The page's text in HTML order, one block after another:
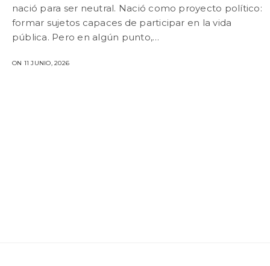
nació para ser neutral. Nació como proyecto político:
formar sujetos capaces de participar en la vida
pública. Pero en algún punto,…
ON 11 JUNIO, 2026